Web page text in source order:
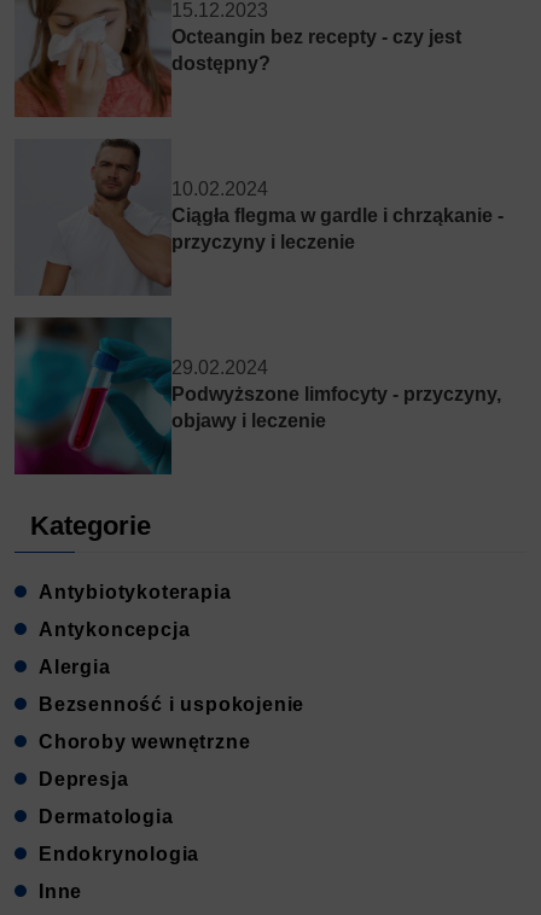
15.12.2023
Octeangin bez recepty - czy jest
dostępny?
10.02.2024
Ciągła flegma w gardle i chrząkanie -
przyczyny i leczenie
29.02.2024
Podwyższone limfocyty - przyczyny,
objawy i leczenie
Kategorie
Antybiotykoterapia
Antykoncepcja
Alergia
Bezsenność i uspokojenie
Choroby wewnętrzne
Depresja
Dermatologia
Endokrynologia
Inne